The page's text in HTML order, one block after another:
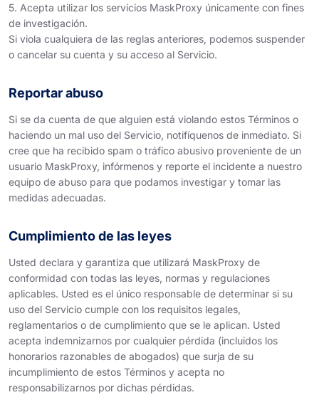
5. Acepta utilizar los servicios MaskProxy únicamente con fines
de investigación.
Si viola cualquiera de las reglas anteriores, podemos suspender
o cancelar su cuenta y su acceso al Servicio.
Reportar abuso
Si se da cuenta de que alguien está violando estos Términos o
haciendo un mal uso del Servicio, notifíquenos de inmediato. Si
cree que ha recibido spam o tráfico abusivo proveniente de un
usuario MaskProxy, infórmenos y reporte el incidente a nuestro
equipo de abuso para que podamos investigar y tomar las
medidas adecuadas.
Cumplimiento de las leyes
Usted declara y garantiza que utilizará MaskProxy de
conformidad con todas las leyes, normas y regulaciones
aplicables. Usted es el único responsable de determinar si su
uso del Servicio cumple con los requisitos legales,
reglamentarios o de cumplimiento que se le aplican. Usted
acepta indemnizarnos por cualquier pérdida (incluidos los
honorarios razonables de abogados) que surja de su
incumplimiento de estos Términos y acepta no
responsabilizarnos por dichas pérdidas.